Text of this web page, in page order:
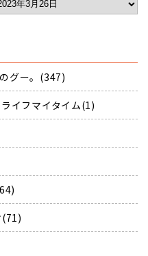
グー。(347)
イフマイタイム(1)
(71)